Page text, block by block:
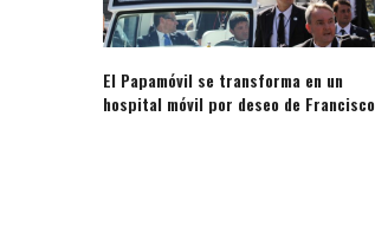
El Papamóvil se transforma en un
hospital móvil por deseo de Francisco